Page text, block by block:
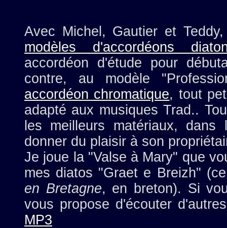
Avec Michel, Gautier et
modèles d'accordéons
accordéon d'étude pour
contre, au modèle
accordéon chromatique, tout
adapté aux musiques Trad..
les meilleurs matériaux,
donner du plaisir à son
Je joue la "Valse à Mary" que
mes diatos "Graet e Breizh"
en Bretagne, en breton). Si
vous propose d'écouter
MP3